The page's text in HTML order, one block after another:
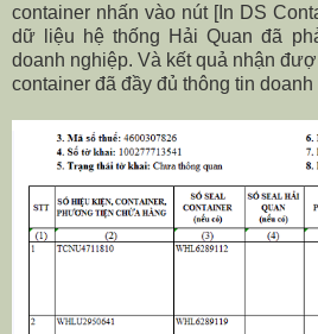
container nhấn vào nút [In DS
dữ liệu hệ thống Hải Quan đã
doanh nghiệp. Và kết quả nhận
container đã đầy đủ thông tin